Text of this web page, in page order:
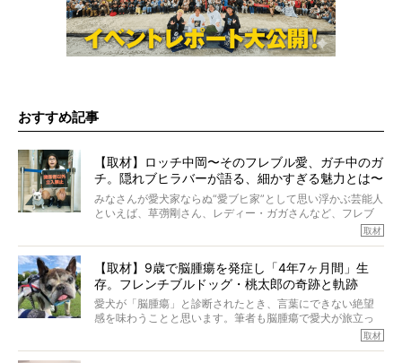
おすすめ記事
【取材】ロッチ中岡〜そのフレブル愛、ガチ中のガ
チ。隠れブヒラバーが語る、細かすぎる魅力とは〜
【前編】
みなさんが愛犬家ならぬ“愛ブヒ家”として思い浮かぶ芸能人
といえば、草彅剛さん、レディー・ガガさんなど、フレブ
ルを飼っている方が多いと思います。が、ロッチ中岡さん
も、じつは大のフレブルラバーだというのをご存知です
んのインスタグラムを覗くと、たくさんのフレブルアカウ
ントがフォローされていて、わが『FRENCH BULLDOG
LIFE』モデルのnicoやトーラスも、その中の一頭。
そんな中岡さんに、フレブルの魅力を語っていただきまし
た。そのブヒ愛っぷりは、思ってた以上！ ガチ中のガチ
取材
【取材】9歳で脳腫瘍を発症し「4年7ヶ月間」生
存。フレンチブルドッグ・桃太郎の奇跡と軌跡
愛犬が「脳腫瘍」と診断されたとき、言葉にできない絶望
感を味わうことと思います。筆者も脳腫瘍で愛犬が旅立っ
たひとり。だからこそ、どれほど厄介で困難な病気かを理
解をしているつもりです。「発症から1年生存すれば素晴ら
取材